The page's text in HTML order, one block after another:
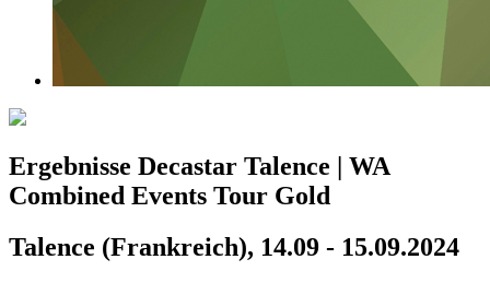
Ergebnisse Decastar Talence | WA
Combined Events Tour Gold
Talence (Frankreich), 14.09 - 15.09.2024